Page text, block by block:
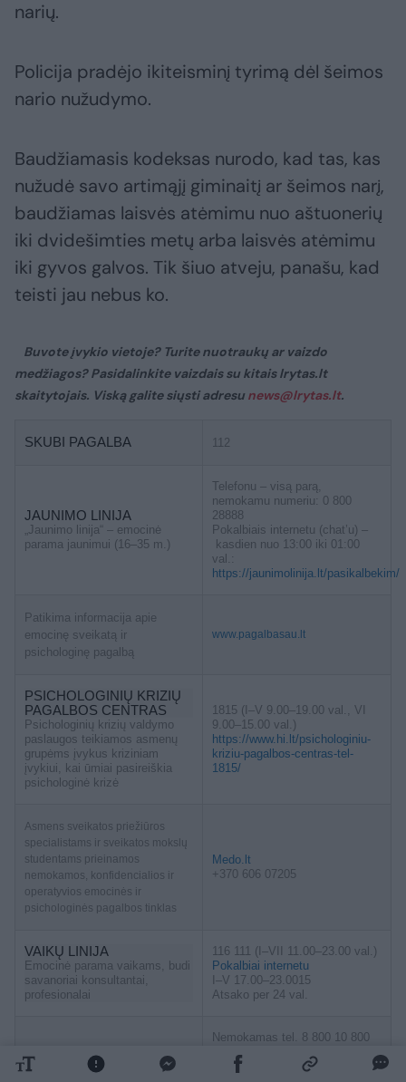
narių.
Policija pradėjo ikiteisminį tyrimą dėl šeimos
nario nužudymo.
Baudžiamasis kodeksas nurodo, kad tas, kas
nužudė savo artimąjį giminaitį ar šeimos narį,
baudžiamas laisvės atėmimu nuo aštuonerių
iki dvidešimties metų arba laisvės atėmimu
iki gyvos galvos. Tik šiuo atveju, panašu, kad
teisti jau nebus ko.
Buvote įvykio vietoje? Turite nuotraukų ar vaizdo
medžiagos? Pasidalinkite vaizdais su kitais lrytas.lt
skaitytojais. Viską galite siųsti adresu news@lrytas.lt.
SKUBI PAGALBA 112
JAUNIMO LINIJA
„Jaunimo linija“ – emocinė
parama jaunimui (16–35 m.)
Telefonu – visą parą,
nemokamu numeriu: 0 800
28888
Pokalbiais internetu (chat’u) –
kasdien nuo 13:00 iki 01:00
val.:
https://jaunimolinija.lt/pasikalbekim/
Patikima informacija apie
emocinę sveikatą ir
psichologinę pagalbą
www.pagalbasau.lt
PSICHOLOGINIŲ KRIZIŲ
PAGALBOS CENTRAS
Psichologinių krizių valdymo
paslaugos teikiamos asmenų
grupėms įvykus kriziniam
įvykiui, kai ūmiai pasireiškia
psichologinė krizė
1815 (I–V 9.00–19.00 val., VI
9.00–15.00 val.)
https://www.hi.lt/psichologiniu-
kriziu-pagalbos-centras-tel-
1815/
Asmens sveikatos priežiūros
specialistams ir sveikatos mokslų
studentams prieinamos
nemokamos, konfidencialios ir
operatyvios emocinės ir
psichologinės pagalbos tinklas
Medo.lt
+370 606 07205
VAIKŲ LINIJA
Emocinė parama vaikams, budi
savanoriai konsultantai,
profesionalai
116 111 (I–VII 11.00–23.00 val.)
Pokalbiai internetu
I–V 17.00–23.0015
Atsako per 24 val.
VAIKO TEISIŲ TARNYBA
Pagalbą teikia specialistai
Nemokamas tel. 8 800 10 800
Pokalbiai internetu –